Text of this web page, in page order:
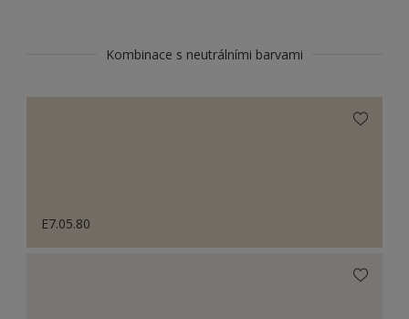
Kombinace s neutrálními barvami
E7.05.80